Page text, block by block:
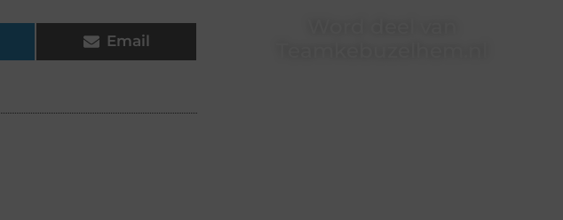
Email